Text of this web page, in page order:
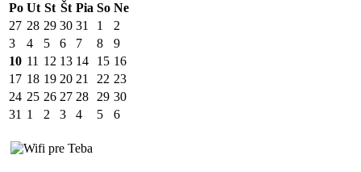
Po Ut St Št Pia So Ne
27 28 29 30 31 1
2
3
4 5 6 7 8
9
10 11 12 13 14 15 16
17 18 19 20 21 22 23
24 25 26 27 28 29 30
31 1 2 3 4 5 6